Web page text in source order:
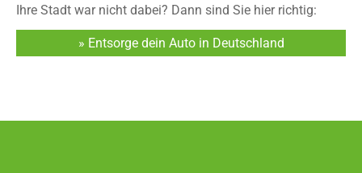
Ihre Stadt war nicht dabei? Dann sind Sie hier richtig:
» Entsorge dein Auto in Deutschland